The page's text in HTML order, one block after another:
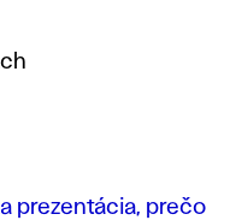
prezentácia, prečo